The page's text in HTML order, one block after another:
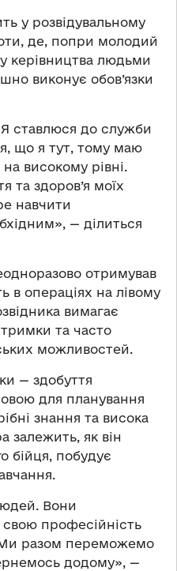
у розвідувальному
де, попри молодий
керівництва людьми
виконує обов’язки
ставлюся до служби
що я тут, тому маю
високому рівні.
та здоров’я моїх
навчити
— ділиться
отримував
в операціях на лівому
вимагає
та часто
можливостей.
— здобуття
для планування
знання та висока
залежить, як він
бійця, побудує
Вони
професійність
Ми разом переможемо
додому», —